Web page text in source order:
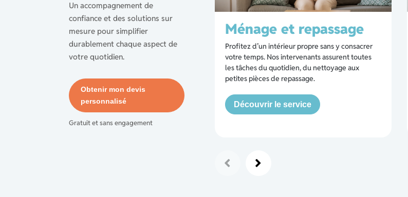
Un accompagnement de
confiance et des solutions sur
mesure pour simplifier
durablement chaque aspect de
votre quotidien.
Obtenir mon devis
personnalisé
Gratuit et sans engagement
Ménage et repassage
Profitez d’un intérieur propre sans y consacrer
votre temps. Nos intervenants assurent toutes
les tâches du quotidien, du nettoyage aux
petites pièces de repassage.
Découvrir le service